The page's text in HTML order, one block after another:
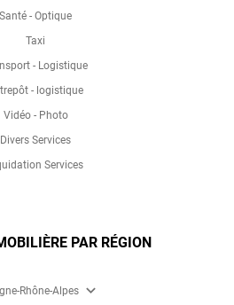
Santé - Optique
Taxi
- Logistique
- logistique
Vidéo - Photo
Divers Services
Services
PAR RÉGION
Rhône-Alpes expand_more